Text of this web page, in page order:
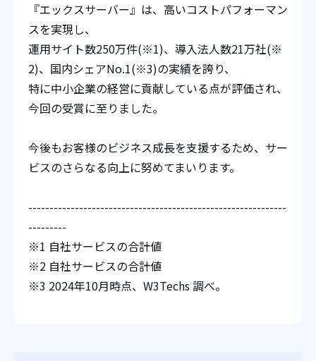
『エックスサーバー』は、高いコストパフォーマン
スを実現し、
運用サイト数250万件(※1)、導入法人数21万社(※
2)、国内シェアNo.1(※3)の実績を誇り、
特に中小企業の経営に貢献している点が評価され、
今回の受賞に至りました。
今後もお客様のビジネス成長を支援するため、サー
ビスのさらなる向上に努めてまいります。
-------------------------------------------------------------
---------
※1 自社サービスの合計値
※2 自社サービスの合計値
※3 2024年10月時点、W3Techs 調べ。